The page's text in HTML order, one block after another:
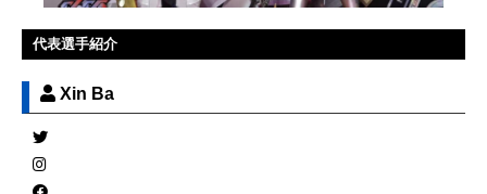
代表選手紹介
Xin Ba